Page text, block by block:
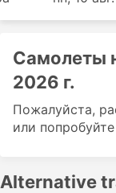
Самолеты
2026 г.
Пожалуйста,
или
Alternative